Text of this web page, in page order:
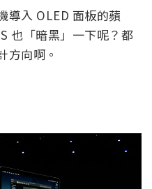
導入 OLED 面板的蘋
也「暗黑」一下呢？都
方向啊。